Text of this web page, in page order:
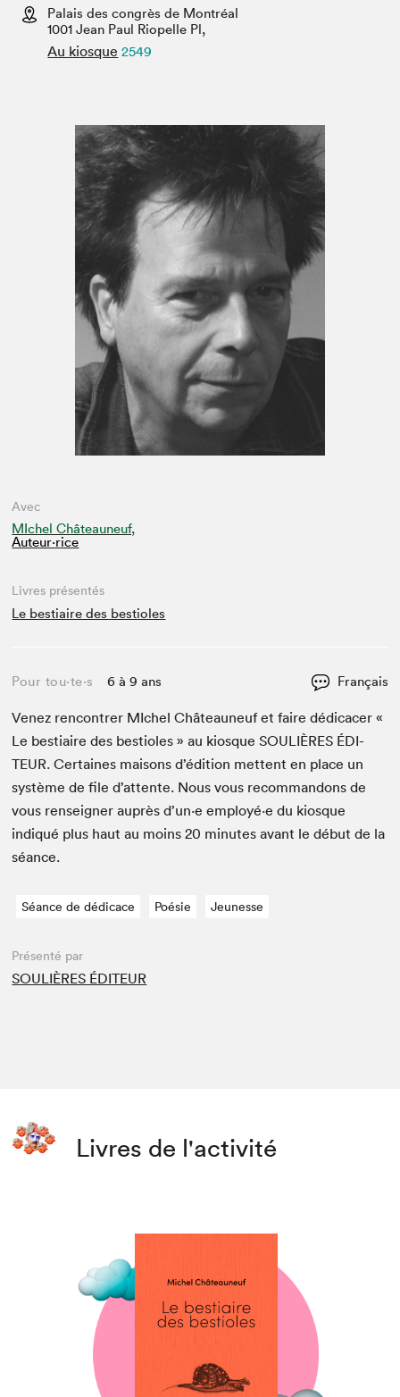
Espace médias
Palais des congrès de Montréal
1001 Jean Paul Riopelle Pl,
Au kiosque 2549
Avec
MIchel Châteauneuf,
Auteur·rice
Livres présentés
Le bestiaire des bestioles
Pour tou⋅te⋅s 6 à 9 ans Français
Venez ren­con­tr­er MIchel Châteauneuf et faire dédi­cac­er «
Le bes­ti­aire des besti­oles » au kiosqueSOULIÈRES ÉDI­
TEUR. Cer­taines maisons d’édi­tion met­tent en place un
sys­tème de file d’at­tente. Nous vous recom­man­dons de
vous ren­seign­er auprès d’un·e employé·e du kiosque
indiqué plus haut au moins20 min­utes avant le début de la
séance.
Séance de dédicace Poésie Jeunesse
Présenté par
SOULIÈRES ÉDITEUR
Livres de l'activité